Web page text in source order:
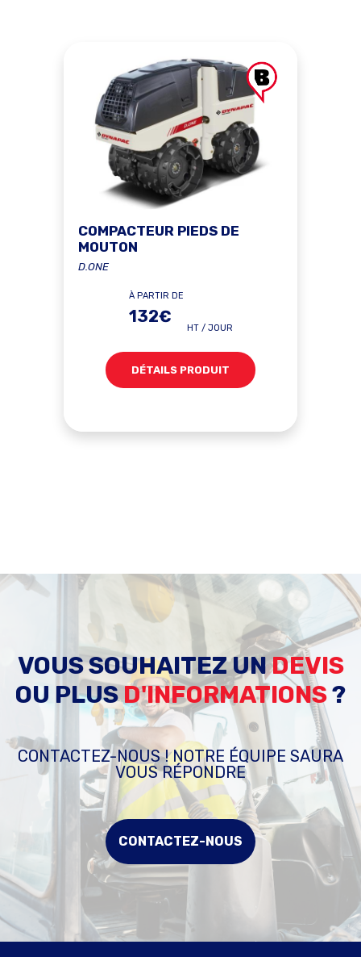
COMPACTEUR PIEDS DE
MOUTON
D.ONE
À PARTIR DE
132€
HT / JOUR
DÉTAILS PRODUIT
VOUS SOUHAITEZ UNDEVIS
OU PLUSD'INFORMATIONS?
CONTACTEZ-NOUS ! NOTRE ÉQUIPE SAURA
VOUS RÉPONDRE
CONTACTEZ-NOUS